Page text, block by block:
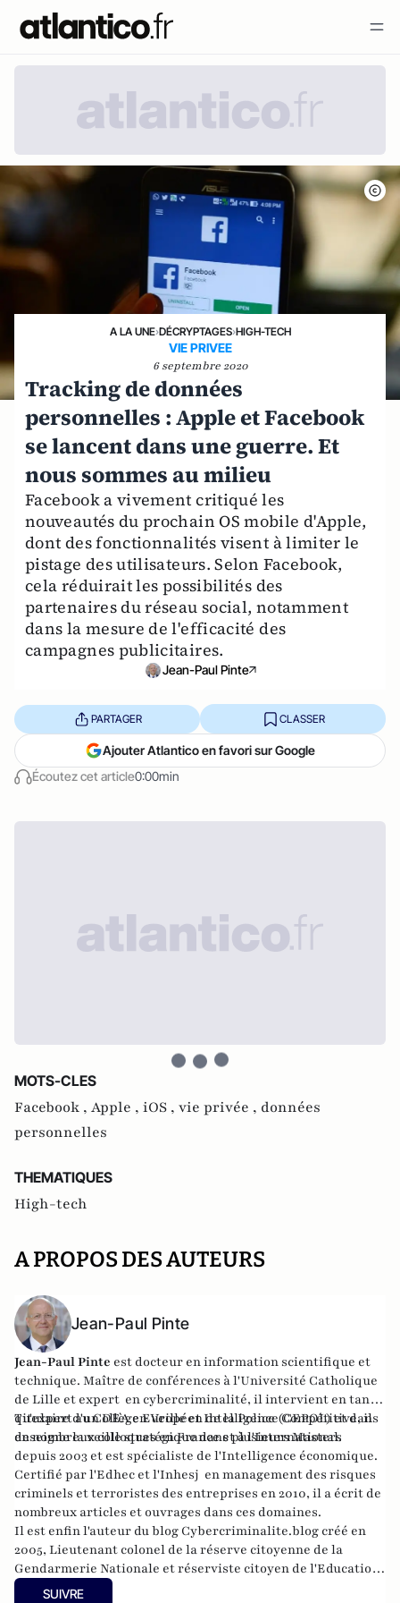
A LA UNE›DÉCRYPTAGES›HIGH-TECH
VIE PRIVEE
6 septembre 2020
Tracking de données
personnelles : Apple et Facebook
se lancent dans une guerre. Et
nous sommes au milieu
Facebook a vivement critiqué les
nouveautés du prochain OS mobile d'Apple,
dont des fonctionnalités visent à limiter le
pistage des utilisateurs. Selon Facebook,
cela réduirait les possibilités des
partenaires du réseau social, notamment
dans la mesure de l'efficacité des
campagnes publicitaires.
Jean-Paul Pinte
Écoutez cet article0:00min
PARTAGER CLASSER
Ajouter Atlantico en favori sur Google
MOTS-CLES
Facebook , Apple , iOS , vie privée , données
personnelles
THEMATIQUES
High-tech
A PROPOS DES AUTEURS
Jean-Paul Pinte
Jean-Paul Pinte est docteur en information scientifique et
technique. Maître de conférences à l'Université Catholique
de Lille et expert en cybercriminalité, il intervient en tant
qu'expert au Collège Européen de la Police (CEPOL) et dans
de nombreux colloques en France et à l'International.
Titulaire d'un DEA en Veille et Intelligence Compétitive, il
enseigne la veille stratégique dans plusieurs Masters
depuis 2003 et est spécialiste de l'Intelligence économique.
Certifié par l'Edhec et l'Inhesj en management des risques
criminels et terroristes des entreprises en 2010, il a écrit de
nombreux articles et ouvrages dans ces domaines.
Il est enfin l'auteur du blog Cybercriminalite.blog créé en
2005, Lieutenant colonel de la réserve citoyenne de la
Gendarmerie Nationale et réserviste citoyen de l'Education
Nationale.
SUIVRE